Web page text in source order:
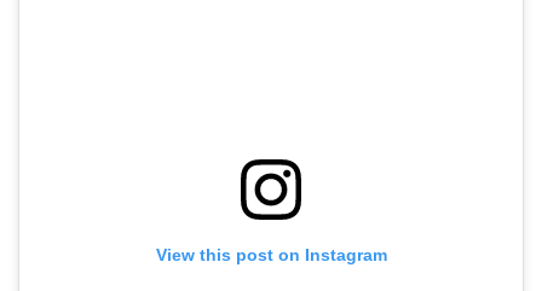
View this post on Instagram